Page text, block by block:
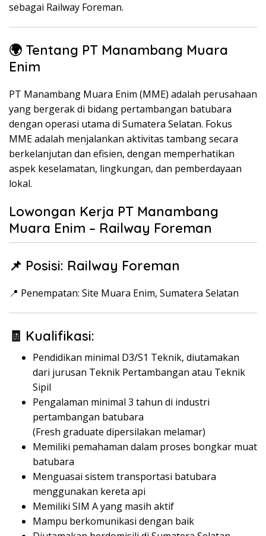
sebagai Railway Foreman.
🌍 Tentang PT Manambang Muara
Enim
PT Manambang Muara Enim (MME) adalah perusahaan
yang bergerak di bidang pertambangan batubara
dengan operasi utama di Sumatera Selatan. Fokus
MME adalah menjalankan aktivitas tambang secara
berkelanjutan dan efisien, dengan memperhatikan
aspek keselamatan, lingkungan, dan pemberdayaan
lokal.
Lowongan Kerja PT Manambang
Muara Enim – Railway Foreman
📌 Posisi: Railway Foreman
📍 Penempatan: Site Muara Enim, Sumatera Selatan
🧾 Kualifikasi:
Pendidikan minimal D3/S1 Teknik, diutamakan
dari jurusan Teknik Pertambangan atau Teknik
Sipil
Pengalaman minimal 3 tahun di industri
pertambangan batubara
(Fresh graduate dipersilakan melamar)
Memiliki pemahaman dalam proses bongkar muat
batubara
Menguasai sistem transportasi batubara
menggunakan kereta api
Memiliki SIM A yang masih aktif
Mampu berkomunikasi dengan baik